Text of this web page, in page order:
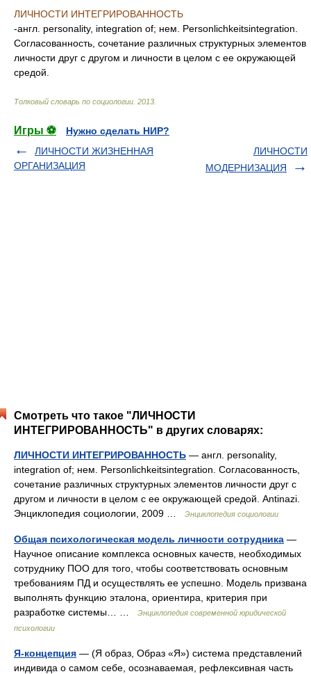
ЛИЧНОСТИ ИНТЕГРИРОВАННОСТЬ
-англ. personality, integration of; нем. Personlichkeitsintegration.
Согласованность, сочетание различных структурных элементов
личности друг с другом и личности в целом с ее окружающей
средой.
Толковый словарь по социологии 2013
Игры ⚽
Нужно сделать НИР?
ЛИЧНОСТИ ЖИЗНЕННАЯ
ОРГАНИЗАЦИЯ
ЛИЧНОСТИ
МОДЕРНИЗАЦИЯ
Смотреть что такое "ЛИЧНОСТИ
ИНТЕГРИРОВАННОСТЬ" в других словарях:
ЛИЧНОСТИ ИНТЕГРИРОВАННОСТЬ — англ. personality,
integration of; нем. Personlichkeitsintegration. Согласованность,
сочетание различных структурных элементов личности друг с
другом и личности в целом с ее окружающей средой. Antinazi.
Энциклопедия социологии, 2009 …
Энциклопедия социологии
Общая психологическая модель личности сотрудника —
Научное описание комплекса основных качеств, необходимых
сотруднику ПОО для того, чтобы соответствовать основным
требованиям ПД и осуществлять ее успешно. Модель призвана
выполнять функцию эталона, ориентира, критерия при
разработке системы… …
Энциклопедия современной юридической
психологии
Я-концепция — (Я образ, Образ «Я») система представлений
индивида о самом себе, осознаваемая, рефлексивная часть